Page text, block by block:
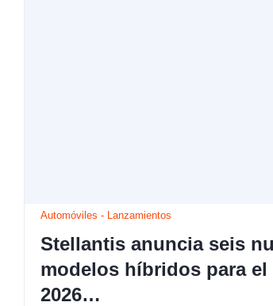
Automóviles - Lanzamientos
Stellantis anuncia seis
modelos híbridos para el
2026…